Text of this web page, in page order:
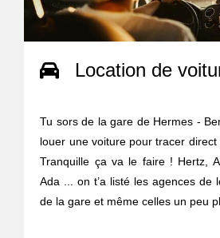
Location de
Tu sors de la gare de Hermes -
louer une voiture pour tracer
Tranquille ça va le faire ! Hertz,
Ada ... on t’a listé les agences de
de la gare et même celles un peu